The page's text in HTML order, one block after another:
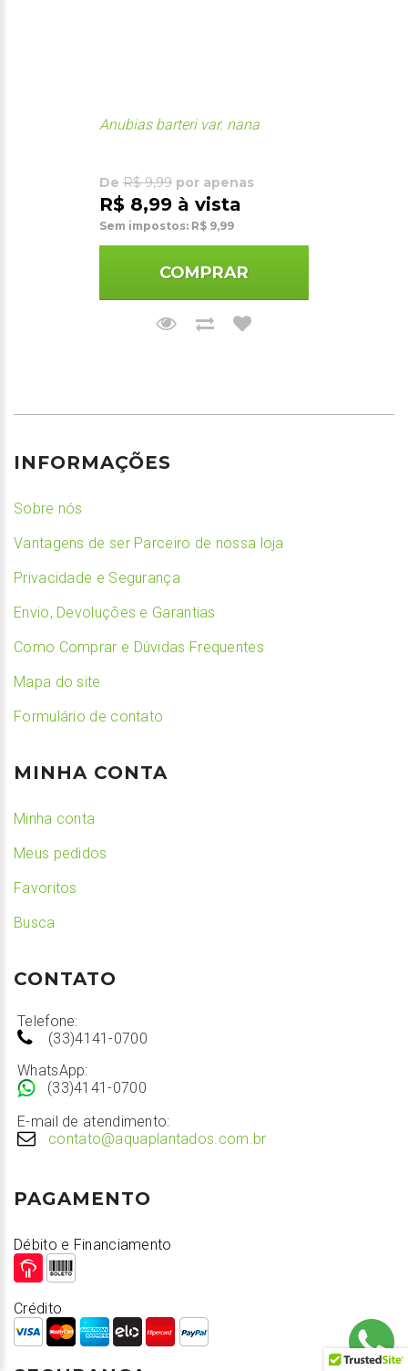
Anubias barteri var. nana
De R$ 9,99 por apenas
R$ 8,99 à vista
Sem impostos: R$ 9,99
COMPRAR
INFORMAÇÕES
Sobre nós
Vantagens de ser Parceiro de nossa loja
Privacidade e Segurança
Envio, Devoluções e Garantias
Como Comprar e Dúvidas Frequentes
Mapa do site
Formulário de contato
MINHA CONTA
Minha conta
Meus pedidos
Favoritos
Busca
CONTATO
Telefone:
(33)4141-0700
WhatsApp:
(33)4141-0700
E-mail de atendimento:
contato@aquaplantados.com.br
PAGAMENTO
Débito e Financiamento
Crédito